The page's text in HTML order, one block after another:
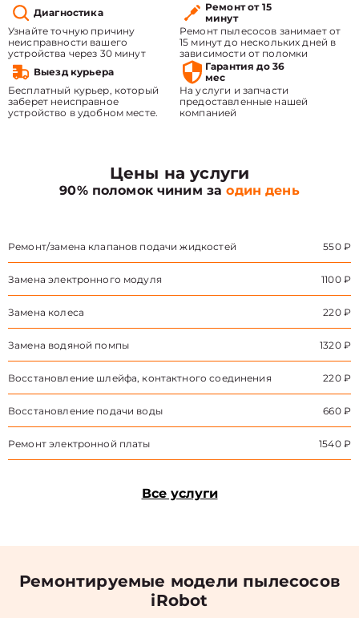
Диагностика
Узнайте точную причину
неисправности вашего
устройства через 30 минут
Ремонт от 15
минут
Ремонт пылесосов занимает от
15 минут до нескольких дней в
зависимости от поломки
Выезд курьера
Бесплатный курьер, который
заберет неисправное
устройство в удобном месте.
Гарантия до 36
мес
На услуги и запчасти
предоставленные нашей
компанией
Цены на услуги
90% поломок чиним заодин день
Ремонт/замена клапанов подачи жидкостей 550 ₽
Замена электронного модуля 1100 ₽
Замена колеса 220 ₽
Замена водяной помпы 1320 ₽
Восстановление шлейфа, контактного соединения 220 ₽
Восстановление подачи воды 660 ₽
Ремонт электронной платы 1540 ₽
Все услуги
Ремонтируемые модели пылесосов
iRobot